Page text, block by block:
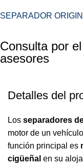
SEPARADOR
Consulta por
asesores
Detalles del
Los separadores
motor de un
función principal es
cigüeñal en su